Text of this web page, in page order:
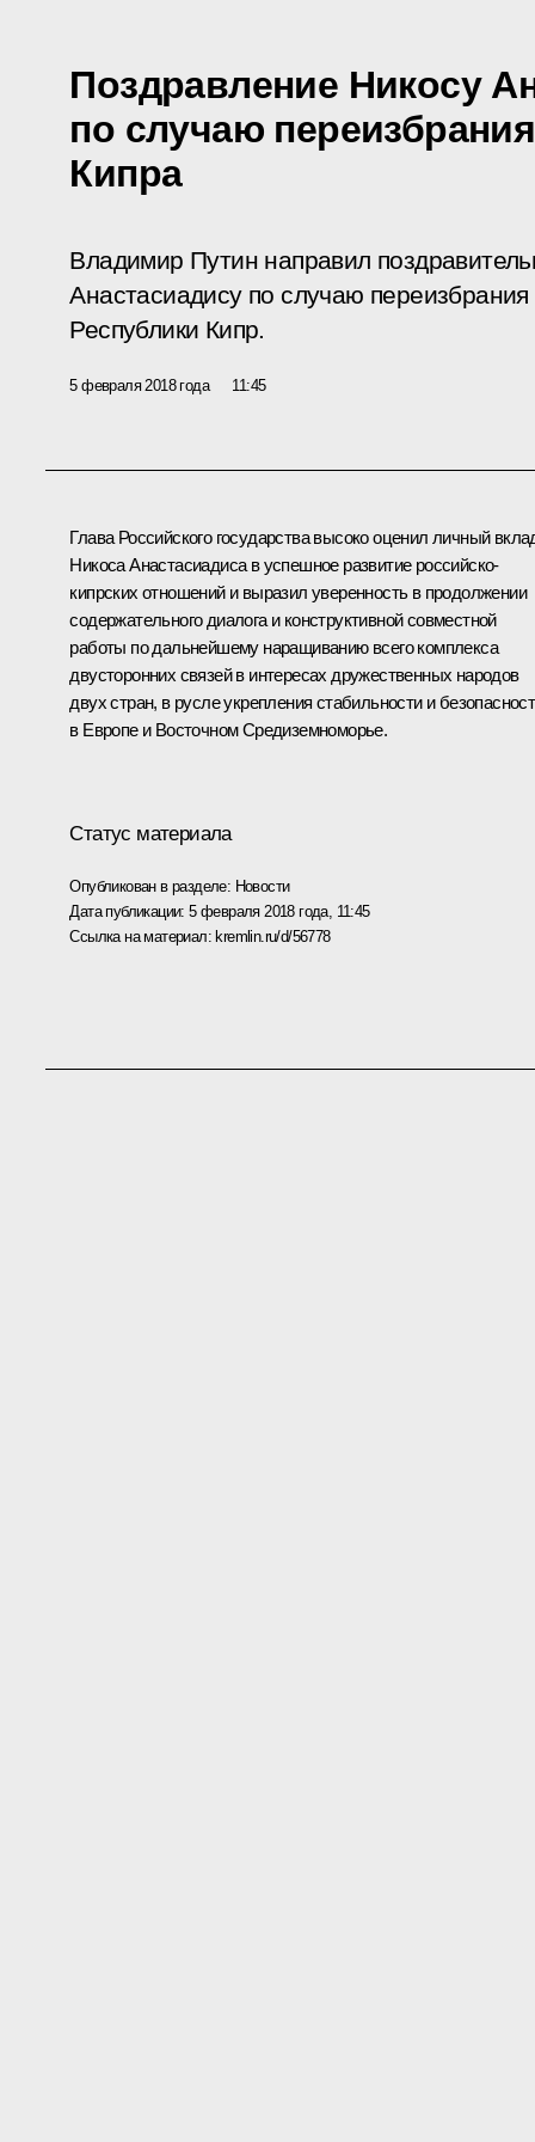
Поздравление Никосу
по случаю
Кипра
Владимир Путин направил
Анастасиадису по случаю
Республики Кипр.
5 февраля 2018 года 11:45
Глава Российского государства высоко оценил личный
Никоса Анастасиадисав успешное развитие российско-
кипрских отношений и выразил уверенность в продолжении
содержательного диалога и конструктивной совместной
работы по дальнейшему наращиванию всего комплекса
двусторонних связей в интересах дружественных народов
двух стран, в русле укрепления стабильности и
в Европе и Восточном Средиземноморье.
Статус материала
Опубликован в разделе: Новости
Дата публикации:5 февраля 2018 года, 11:45
Ссылка на материал: kremlin.ru/d/56778